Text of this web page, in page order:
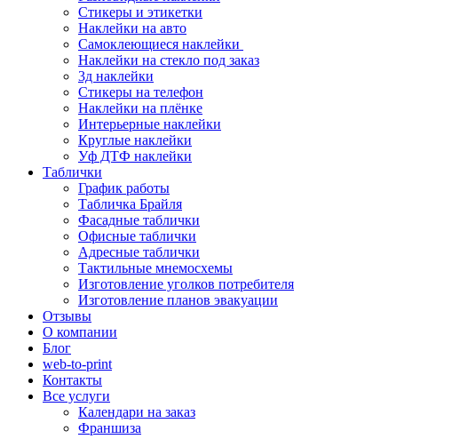
Стикеры и этикетки
Наклейки на авто
Самоклеющиеся наклейки
Наклейки на стекло под заказ
3д наклейки
Cтикеры на телефон
Наклейки на плёнке
Интерьерные наклейки
Круглые наклейки
Уф ДТФ наклейки
Таблички
График работы
Табличка Брайля
Фасадные таблички
Офисные таблички
Адресные таблички
Тактильные мнемосхемы
Изготовление уголков потребителя
Изготовление планов эвакуации
Отзывы
О компании
Блог
web-to-print
Контакты
Все услуги
Календари на заказ
Франшиза